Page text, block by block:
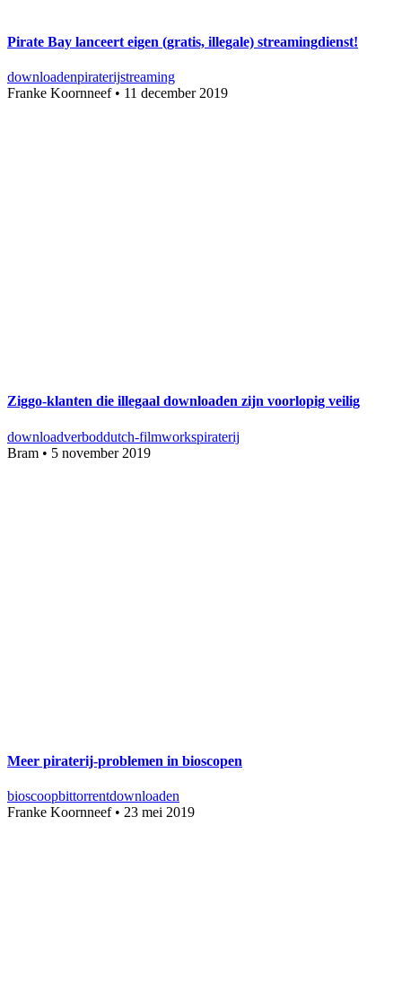
Pirate Bay lanceert eigen (gratis, illegale) streamingdienst!
downloadenpiraterijstreaming
Franke Koornneef• 11 december 2019
Ziggo-klanten die illegaal downloaden zijn voorlopig veilig
downloadverboddutch-filmworkspiraterij
Bram • 5 november 2019
Meer piraterij-problemen in bioscopen
bioscoopbittorrentdownloaden
Franke Koornneef• 23 mei 2019